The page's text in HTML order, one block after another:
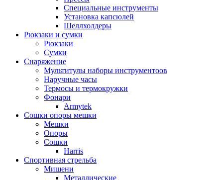
Специальные инструменты
Установка капсюлей
Шеллхолдеры
Рюкзаки и сумки
Рюкзаки
Сумки
Снаряжение
Мультитулы наборы инструментоов
Наручные часы
Термосы и термокружки
Фонари
Armytek
Сошки опоры мешки
Мешки
Опоры
Сошки
Harris
Спортивная стрельба
Мишени
Металлические